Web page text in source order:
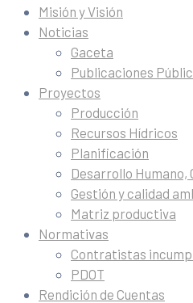
Misión y Visión
Noticias
Gaceta
Publicaciones
Proyectos
Producción
Recursos Hídricos
Planificación
Desarrollo Humano,
Gestión y calidad
Matriz productiva
Normativas
Contratistas
PDOT
Rendición de Cuentas